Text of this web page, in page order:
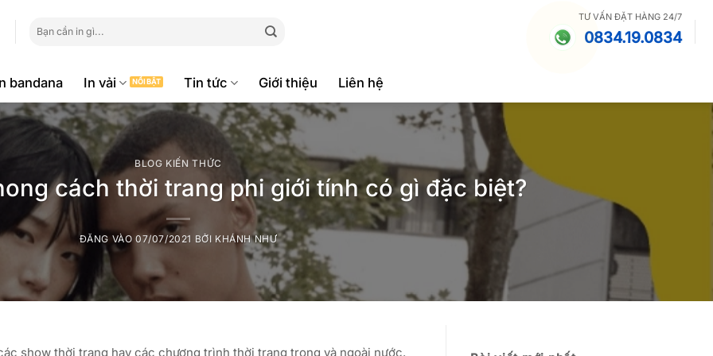
kiếm:
TƯ VẤN ĐẶT HÀNG 24/7
0834.19.0834
bandana In vải Tin tức Giới thiệu Liên hệ
BLOG KIẾN THỨC
cách thời trang phi giới tính có gì đặc biệt?
ĐĂNG VÀO 07/07/2021 BỞI KHÁNH NHƯ
show thời trang hay các chương trình thời trang trong và ngoài nước.